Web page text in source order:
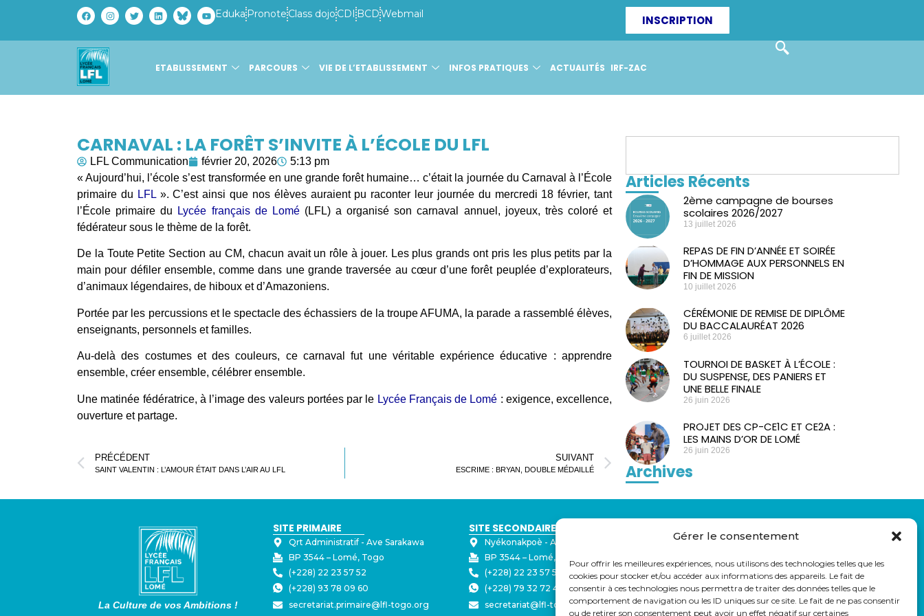
Gérer le consentement
Pour offrir les meilleures expériences, nous utilisons des technologies telles que les
cookies pour stocker et/ou accéder aux informations des appareils. Le fait de
consentir à ces technologies nous permettra de traiter des données telles que le
comportement de navigation ou les ID uniques sur ce site. Le fait de ne pas consentir
ou de retirer son consentement peut avoir un effet négatif sur certaines
Eduka Pronote Class dojo CDI BCDWebmail INSCRIPTION
ETABLISSEMENT PARCOURS VIE DE L’ETABLISSEMENT INFOS PRATIQUES ACTUALITÉS IRF-ZAC
CARNAVAL : LA FORÊT S’INVITE À L’ÉCOLE DU LFL
LFL Communication février 20, 2026
5:13 pm
« Aujourd’hui, l’école s’est transformée en une grande forêt humaine… c’était la journée du Carnaval à l’École
primaire du LFL». C’est ainsi que nos élèves auraient pu raconter leur journée du mercredi 18 février, tant
l’École primaire du
Lycée français de Lomé(LFL) a organisé son carnaval annuel, joyeux, très coloré et
fédérateur sous le thème de la forêt.
De la Toute Petite Section au CM, chacun avait un rôle à jouer. Les plus grands ont pris les plus petits par la
main pour défiler ensemble, comme dans une grande traversée au cœur d’une forêt peuplée d’explorateurs,
d’animaux légendaires, de hiboux et d’Amazoniens.
Portée par les percussions et le spectacle des échassiers de la troupe AFUMA, la parade a rassemblé élèves,
enseignants, personnels et familles.
Au-delà des costumes et des couleurs, ce carnaval fut une véritable expérience éducative : apprendre
ensemble, créer ensemble, célébrer ensemble.
Une matinée fédératrice, à l’image des valeurs portées par le Lycée Français de Lomé : exigence, excellence,
ouverture et partage.
PRÉCÉDENT
SAINT VALENTIN : L’AMOUR ÉTAIT DANS L’AIR AU LFL
SUIVANT
ESCRIME : BRYAN, DOUBLE MÉDAILLÉ
Articles Récents
2ème campagne de bourses
scolaires 2026/2027
13 juillet 2026
REPAS DE FIN D’ANNÉE ET SOIRÉE
D’HOMMAGE AUX PERSONNELS EN
FIN DE MISSION
10 juillet 2026
CÉRÉMONIE DE REMISE DE DIPLÔME
DU BACCALAURÉAT 2026
6 juillet 2026
TOURNOI DE BASKET À L’ÉCOLE :
DU SUSPENSE, DES PANIERS ET
UNE BELLE FINALE
26 juin 2026
PROJET DES CP-CE1C ET CE2A :
LES MAINS D’OR DE LOMÉ
26 juin 2026
Archives
La Culture de vos Ambitions !
SITE PRIMAIRE
Qrt Administratif - ⁠Ave Sarakawa
BP 3544 – Lomé, Togo
(+228) 22 23 57 52
(+228) 93 78 09 60
secretariat.primaire@lfl-togo.org
SITE SECONDAIRE
Nyékonakpoè - ⁠Ave Joseph Strauss
BP 3544 – Lomé, Togo
(+228) 22 23 57 50
(+228) 79 32 72 43
secretariat@lfl-togo.org
Eduka
Webmail
Parcoursup